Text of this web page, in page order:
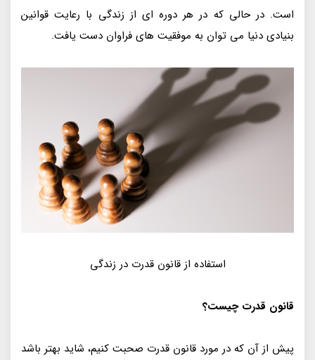
است. در حالی که در هر دوره ای از زندگی با رعایت قوانین
بنیادی دنیا می توان به موفقیت های فراوان دست یافت.
استفاده از قانون قدرت در زندگی
قانون قدرت چیست؟
پیش از آن که در مورد قانون قدرت صحبت کنیم، شاید بهتر باشد